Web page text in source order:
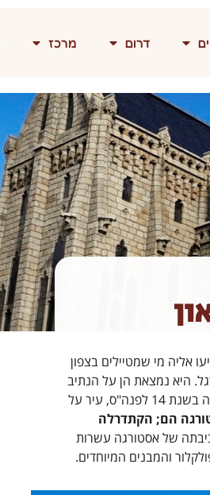
דרום מרכז
אליה מי שמטיילים בצפון
היא נמצאת הן על הנתיב
הצרפתי הראשי המגיע ממזרח, והן על הנתיב הדרומי (נתיב הכסף) המגיע מדרום ספרד. כך היתה גם בתקופה הרומית שעה שנוסדה בשנת 14 לפנה"ס, עיר על
הם; הקתדרלה
של אסטורגה עשרות
והמבנים המיוחדים.